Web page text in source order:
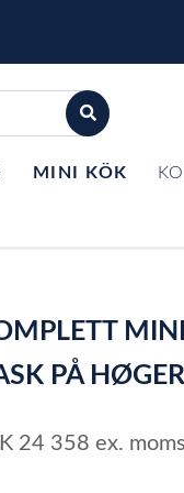
MINI KÖK
PÅ
24 358 ex. moms